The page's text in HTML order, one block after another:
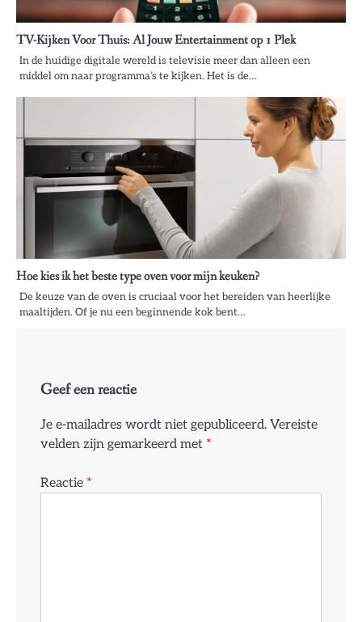
TV-Kijken Voor Thuis: Al Jouw Entertainment op 1 Plek
In de huidige digitale wereld is televisie meer dan alleen een
middel om naar programma’s te kijken. Het is de…
Hoe kies ik het beste type oven voor mijn keuken?
De keuze van de oven is cruciaal voor het bereiden van heerlijke
maaltijden. Of je nu een beginnende kok bent…
Geef een reactie
Je e-mailadres wordt niet gepubliceerd. Vereiste
velden zijn gemarkeerd met *
Reactie *